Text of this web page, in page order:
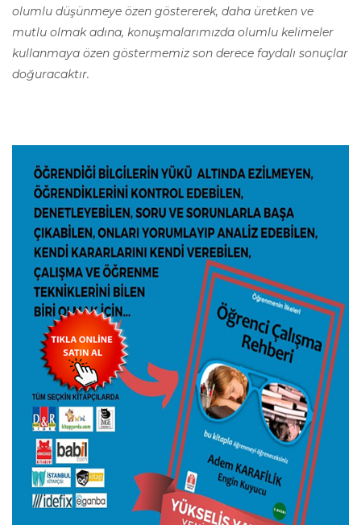
olumlu düşünmeye özen göstererek, daha üretken ve
mutlu olmak adına, konuşmalarımızda olumlu kelimeler
kullanmaya özen göstermemiz son derece faydalı sonuçlar
doğuracaktır.